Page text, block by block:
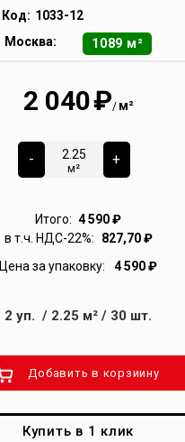
Код: 1033-12
Москва:
1089 м²
2 040₽/ м²
-
м²
+
Итого: 4 590₽
в т.ч. НДС-22%:
827,70₽
Цена за упаковку:
4 590₽
2 уп. / 2.25 м² / 30 шт.
Добавить в корзиину
Купить в 1 клик